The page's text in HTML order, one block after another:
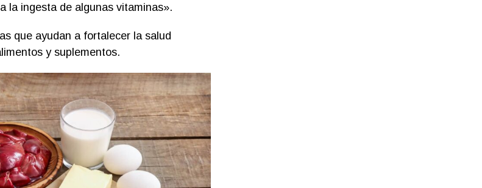
la ingesta de algunas vitaminas».
que ayudan a fortalecer la salud
y suplementos.